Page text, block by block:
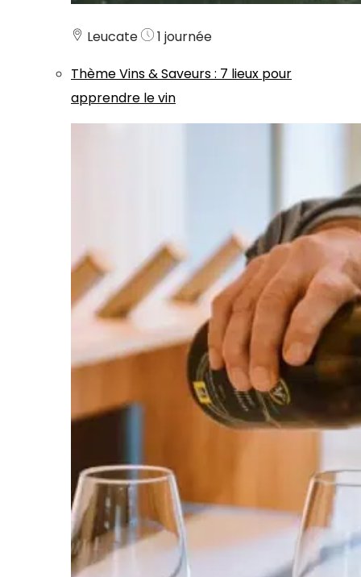
Leucate
1 journée
ThèmeVins & Saveurs: 7 lieux pour
apprendre le vin